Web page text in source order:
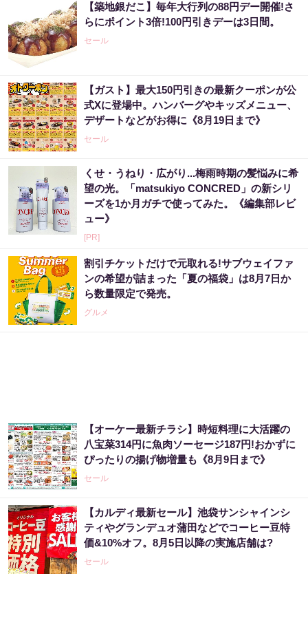
【築地銀だこ】毎年大行列の88円デー開催!さ
らにポイント3倍!100円引きデーは3日間。
セール
【ガスト】最大150円引きの最新クーポンが公
式Xに登場中。ハンバーグやキッズメニュー、
デザートなどがお得に《8月19日まで》
セール
くせ・うねり・広がり...梅雨時期の髪悩みに希
望の光。「matsukiyo CONCRED」の新シリ
ーズを1か月ガチで使ってみた。《編集部レビ
ュー》
[PR]
割引チケットだけで元取れる!サブウェイファ
ンの希望が詰まった「夏の福袋」は8月7日か
ら数量限定で発売。
グルメ
【オーケー最新チラシ】時短料理に大活躍の
八宝菜314円に魚肉ソーセージ187円!おかずに
ぴったりの揚げ物増量も《8月9日まで》
セール
【カルディ最新セール】池袋サンシャインシ
ティやグランデュオ蒲田などでコーヒー豆特
価&10%オフ。8月5日以降の実施店舗は?
セール